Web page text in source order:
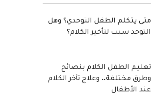
متى يتكلم الطفل التوحدي؟ وهل
التوحد سبب لتأخير الكلام؟
تعليم الطفل الكلام بنصائح
وطرق مختلفة.. وعلاج تأخر الكلام
عند الأطفال